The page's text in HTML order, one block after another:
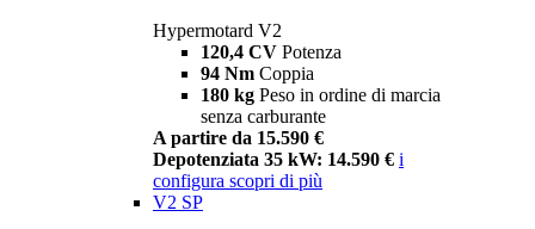
Hypermotard V2
120,4 CV Potenza
94 Nm Coppia
180 kg Peso in ordine di marcia
senza carburante
A partire da 15.590 €
Depotenziata 35 kW: 14.590 € i
configura scopri di più
V2 SP